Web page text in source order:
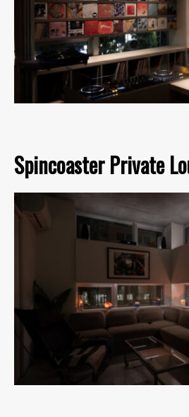
Spincoaster Private